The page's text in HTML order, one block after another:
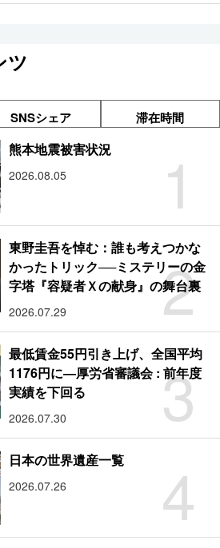
ツ
SNSシェア 滞在時間
1
熊本地震被害状況
2026.08.05
2
東野圭吾を悼む：誰も考えつかな
かったトリック──ミステリーの金
字塔『容疑者Ｘの献身』の舞台裏
2026.07.29
3
最低賃金55円引き上げ、全国平均
1176円に―厚労省審議会 : 前年度
実績を下回る
2026.07.30
4
日本の世界遺産一覧
2026.07.26